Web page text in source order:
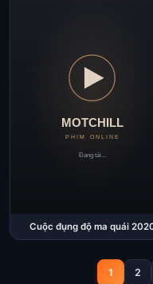
Cuộc đụng độ ma quái
1 2